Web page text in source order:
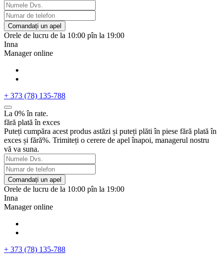
Comandați un apel
Orele de lucru de la 10:00 pîn la 19:00
Inna
Manager online
+ 373 (78) 135-788
La 0% în rate.
fără plată în exces
Puteți cumpăra acest produs astăzi și puteți plăti în piese fără plată în
exces și fără%. Trimiteți o cerere de apel înapoi, managerul nostru
vă va suna.
Comandați un apel
Orele de lucru de la 10:00 pîn la 19:00
Inna
Manager online
+ 373 (78) 135-788